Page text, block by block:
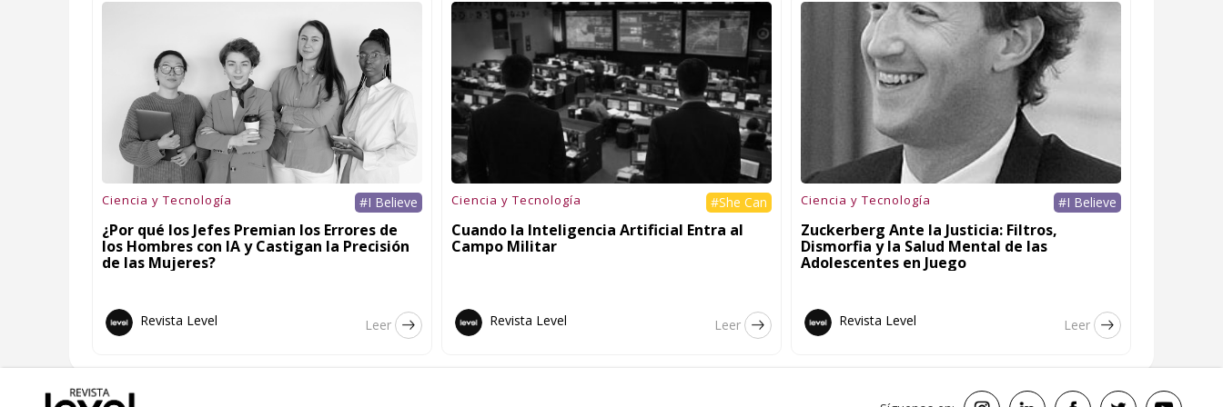
Ciencia y Tecnología #I Believe
¿Por qué los Jefes Premian los Errores de
los Hombres con IA y Castigan la Precisión
de las Mujeres?
Revista Level Leer
Ciencia y Tecnología #She Can
Cuando la Inteligencia Artificial Entra al
Campo Militar
Revista Level Leer
Ciencia y Tecnología #I Believe
Zuckerberg Ante la Justicia: Filtros,
Dismorfia y la Salud Mental de las
Adolescentes en Juego
Revista Level Leer